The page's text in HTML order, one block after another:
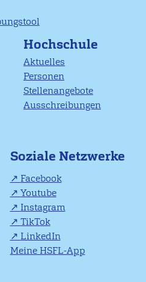
Hochschule
Aktuelles
Personen
Stellenangebote
Ausschreibungen
Soziale Netzwerke
Facebook
Youtube
Instagram
TikTok
LinkedIn
Meine HSFL-App